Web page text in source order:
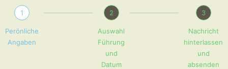
1
Perönliche
Angaben
2
Auswahl
Führung
und
Datum
3
Nachricht
hinterlassen
und
absenden